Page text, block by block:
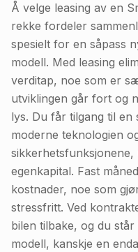
Å velge leasing av en
rekke fordeler
spesielt for en såpass
modell. Med leasing
verditap, noe som er
utviklingen går fort og
lys. Du får tilgang til en
moderne teknologien
egenkapital. Fast
kostnader, noe som
stressfritt. Ved
bilen tilbake, og du
modell, kanskje en